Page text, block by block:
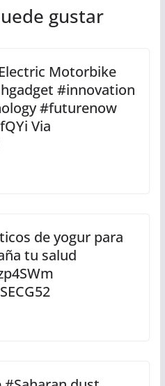
gustar
Motorbike
#innovation
#futurenow
Via
de yogur para
tu salud